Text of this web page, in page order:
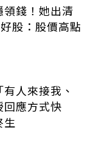
領錢！她出清
股：股價高點
人來接我、
回應方式快
生